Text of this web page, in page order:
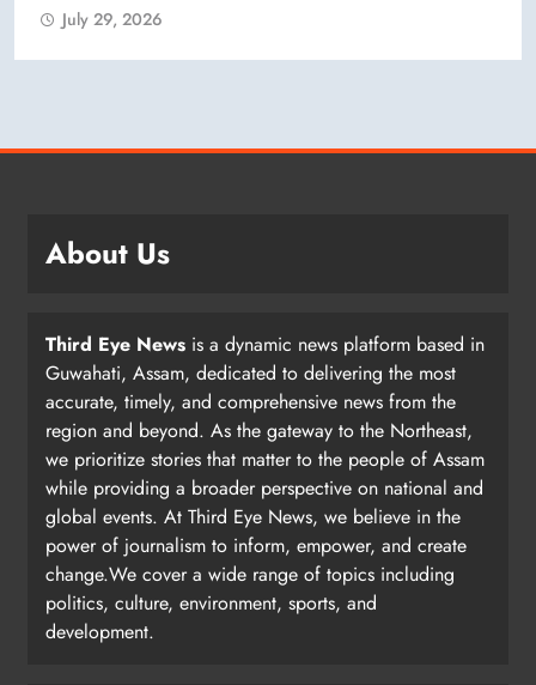
July 29, 2026
About Us
Third Eye News is a dynamic news platform based in
Guwahati, Assam, dedicated to delivering the most
accurate, timely, and comprehensive news from the
region and beyond. As the gateway to the Northeast,
we prioritize stories that matter to the people of Assam
while providing a broader perspective on national and
global events. At Third Eye News, we believe in the
power of journalism to inform, empower, and create
change.We cover a wide range of topics including
politics, culture, environment, sports, and
development.